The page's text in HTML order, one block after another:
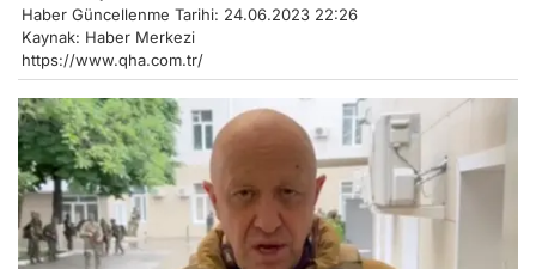
Haber Güncellenme Tarihi: 24.06.2023 22:26
Kaynak: Haber Merkezi
https://www.qha.com.tr/